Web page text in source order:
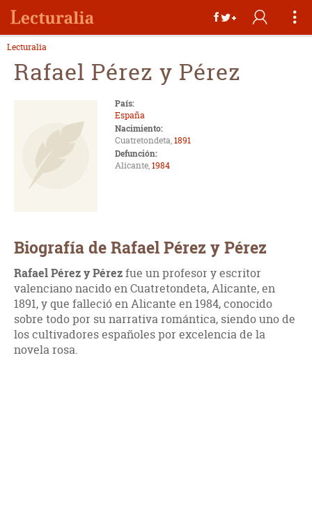
Lecturalia
Rafael Pérez y Pérez
País:
España
Nacimiento:
Cuatretondeta,1891
Defunción:
Alicante,1984
Biografía de Rafael Pérez y Pérez
Rafael Pérez y Pérezfue un profesor y escritor
valenciano nacido en Cuatretondeta, Alicante, en
1891, y que falleció en Alicante en 1984, conocido
sobre todo por su narrativa romántica, siendo uno de
los cultivadores españoles por excelencia de la
novela rosa.